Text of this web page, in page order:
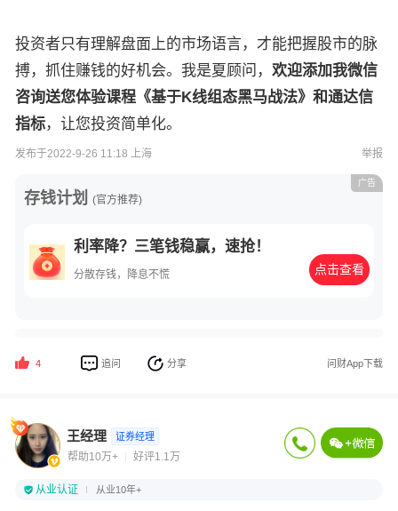
投资者只有理解盘面上的市场语言，才能把握股市的脉
搏，抓住赚钱的好机会。我是夏顾问， 欢迎添加我微信
咨询送您体验课程《基于K线组态黑马战法》和通达信
指标，让您投资简单化。
发布于2022-9-26 11:18 上海 举报
存钱计划 (官方推荐)
利率降？三笔钱稳赢，速抢！
分散存钱，降息不慌 点击查看
广告
4 追问 分享 问财App下载
王经理 证券经理
帮助10万+ 好评1.1万
从业认证 从业10年+